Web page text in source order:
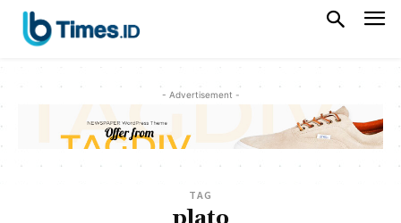
- Advertisement -
TAG